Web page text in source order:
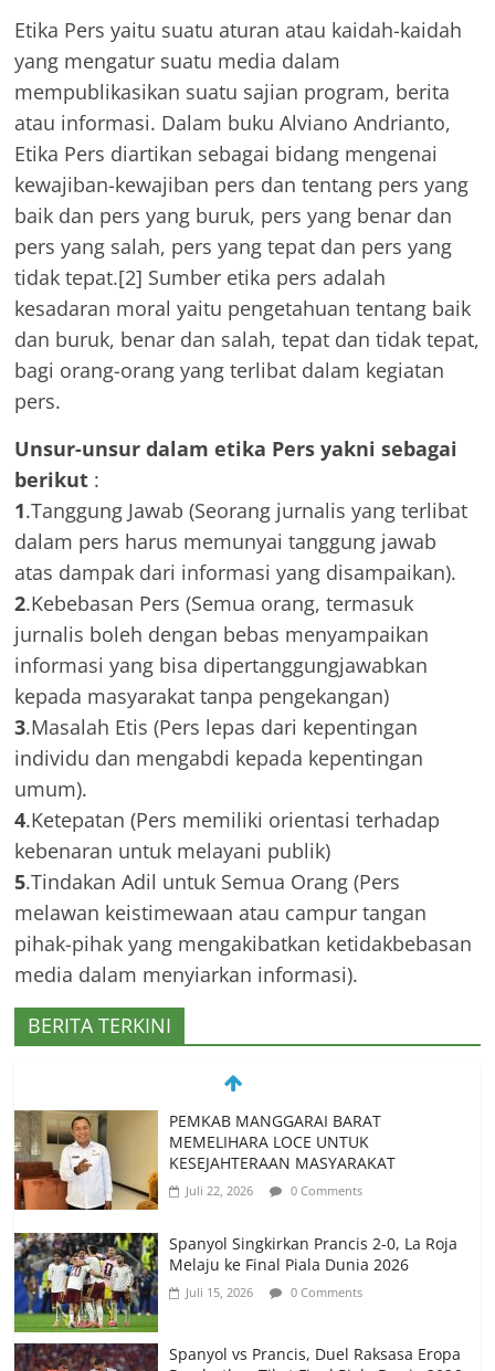
Etika Pers yaitu suatu aturan atau kaidah-kaidah
yang mengatur suatu media dalam
mempublikasikan suatu sajian program, berita
atau informasi. Dalam buku Alviano Andrianto,
Etika Pers diartikan sebagai bidang mengenai
kewajiban-kewajiban pers dan tentang pers yang
baik dan pers yang buruk, pers yang benar dan
pers yang salah, pers yang tepat dan pers yang
tidak tepat.[2] Sumber etika pers adalah
kesadaran moral yaitu pengetahuan tentang baik
dan buruk, benar dan salah, tepat dan tidak tepat,
bagi orang-orang yang terlibat dalam kegiatan
pers.
Unsur-unsur dalam etika Pers yakni sebagai
berikut :
1.Tanggung Jawab (Seorang jurnalis yang terlibat
dalam pers harus memunyai tanggung jawab
atas dampak dari informasi yang disampaikan).
2.Kebebasan Pers (Semua orang, termasuk
jurnalis boleh dengan bebas menyampaikan
informasi yang bisa dipertanggungjawabkan
kepada masyarakat tanpa pengekangan)
3.Masalah Etis (Pers lepas dari kepentingan
individu dan mengabdi kepada kepentingan
umum).
4.Ketepatan (Pers memiliki orientasi terhadap
kebenaran untuk melayani publik)
5.Tindakan Adil untuk Semua Orang (Pers
melawan keistimewaan atau campur tangan
pihak-pihak yang mengakibatkan ketidakbebasan
media dalam menyiarkan informasi).
BERITA TERKINI
PEMKAB MANGGARAI BARAT
MEMELIHARA LOCE UNTUK
KESEJAHTERAAN MASYARAKAT
Juli 22, 2026 0 Comments
Spanyol Singkirkan Prancis 2-0, La Roja
Melaju ke Final Piala Dunia 2026
Juli 15, 2026 0 Comments
Spanyol vs Prancis, Duel Raksasa Eropa